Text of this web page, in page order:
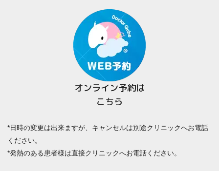
オンライン予約は
こちら
*日時の変更は出来ますが、キャンセルは別途クリニックへお電話
ください。
*発熱のある患者様は直接クリニックへお電話ください。